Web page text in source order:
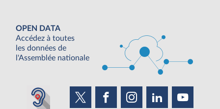
OPEN DATA
Accédez à toutes
les données de
l'Assemblée nationale